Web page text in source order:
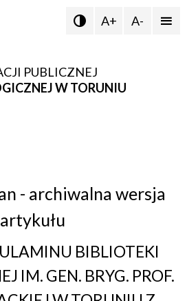
PUBLICZNEJ
W TORUNIU
 A+ A- 
- archiwalna wersja
artykułu
BIBLIOTEKI
IM. GEN. BRYG. PROF.